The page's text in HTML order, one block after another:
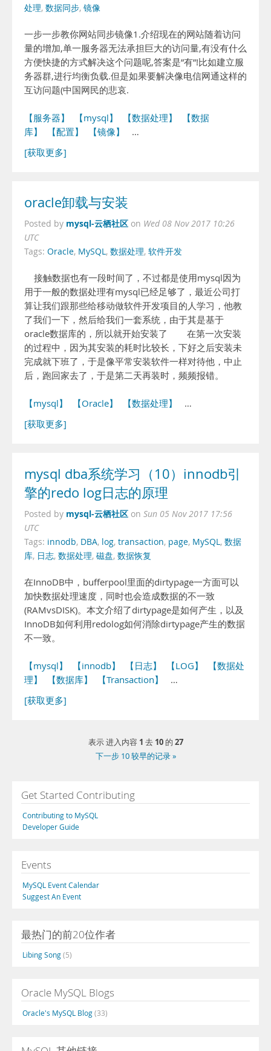
处理, 数据同步, 镜像
一步一步教你网站同步镜像1.介绍现在的网站随着访问
量的增加,单一服务器无法承担巨大的访问量,有没有什么
方便快捷的方式解决这个问题呢,答案是”有”!比如建立服
务器群,进行均衡负载.但是如果要解决像电信网通这样的
互访问题(中国网民的悲哀.
【服务器】 【mysql】 【数据处理】
【数据
库】
【配置】 【镜像】
…
[获取更多]
oracle卸载与安装
Posted by mysql-云栖社区 on Wed 08 Nov 2017 10:26
UTC
Tags: Oracle, MySQL, 数据处理, 软件开发
接触数据也有一段时间了，不过都是使用mysql因为
用于一般的数据处理有mysql已经足够了，最近公司打
算让我们跟那些给移动做软件开发项目的人学习，他教
了我们一下，然后给我们一套系统，由于其是基于
oracle数据库的，所以就开始安装了 在第一次安装
的过程中，因为其安装的耗时比较长，下好之后安装未
完成就下班了，于是像平常安装软件一样对待他，中止
后，跑回家去了，于是第二天再装时，频频报错。
【mysql】 【Oracle】 【数据处理】
…
[获取更多]
mysql dba系统学习（10）innodb引
擎的redo log日志的原理
Posted by mysql-云栖社区 on Sun 05 Nov 2017 17:56
UTC
Tags: innodb, DBA, log, transaction, page, MySQL, 数据
库, 日志, 数据处理, 磁盘, 数据恢复
在InnoDB中，bufferpool里面的dirtypage一方面可以
加快数据处理速度，同时也会造成数据的不一致
(RAMvsDISK)。本文介绍了dirtypage是如何产生，以及
InnoDB如何利用redolog如何消除dirtypage产生的数据
不一致。
【mysql】 【innodb】 【日志】 【LOG】
【数据处
理】
【数据库】 【Transaction】
…
[获取更多]
表示 进入内容 1 去 10的 27
下一步 10 较早的记录 »
Get Started Contributing
Contributing to MySQL
Developer Guide
Events
MySQL Event Calendar
Suggest An Event
最热门的前20位作者
Libing Song(5)
Oracle MySQL Blogs
Oracle's MySQL Blog(33)